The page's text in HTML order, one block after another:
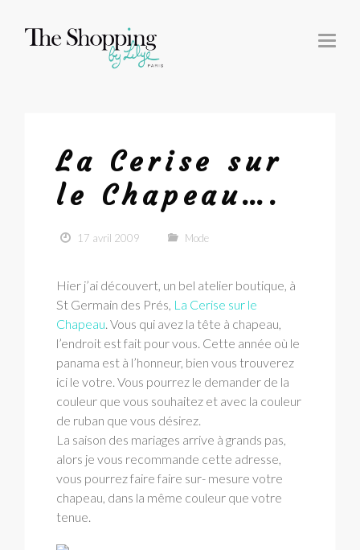
T
O
La Cerise sur
le Chapeau….
17 avril 2009 Mode
Hier j’ai découvert, un bel atelier boutique, à
St Germain des Prés, La Cerise sur le
Chapeau. Vous qui avez la tête à chapeau,
l’endroit est fait pour vous. Cette année où le
panama est à l’honneur, bien vous trouverez
ici le votre. Vous pourrez le demander de la
couleur que vous souhaitez et avec la couleur
de ruban que vous désirez.
La saison des mariages arrive à grands pas,
alors je vous recommande cette adresse,
vous pourrez faire faire sur- mesure votre
chapeau, dans la même couleur que votre
tenue.